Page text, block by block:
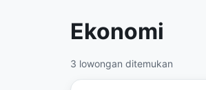
Ekonomi
3 lowongan ditemukan